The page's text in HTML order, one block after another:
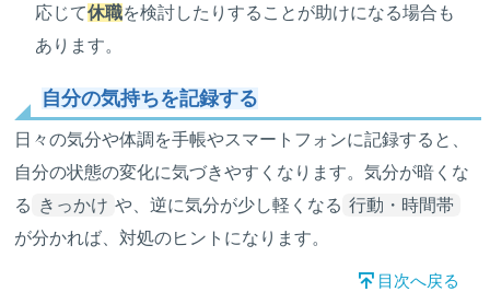
応じて休職を検討したりすることが助けになる場合も
あります。
自分の気持ちを記録する
日々の気分や体調を手帳やスマートフォンに記録すると、
自分の状態の変化に気づきやすくなります。気分が暗くな
る きっかけ や、逆に気分が少し軽くなる 行動・時間帯
が分かれば、対処のヒントになります。
目次へ戻る